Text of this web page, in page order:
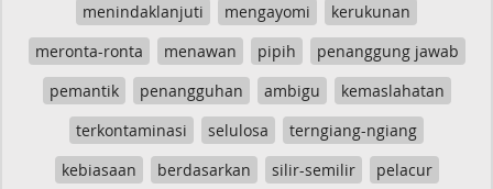
menindaklanjuti
mengayomi
kerukunan
meronta-ronta
menawan pipih
penanggung jawab
pemantik
penangguhan ambigu
kemaslahatan
terkontaminasi
selulosa
terngiang-ngiang
kebiasaan
berdasarkan silir-semilir
pelacur